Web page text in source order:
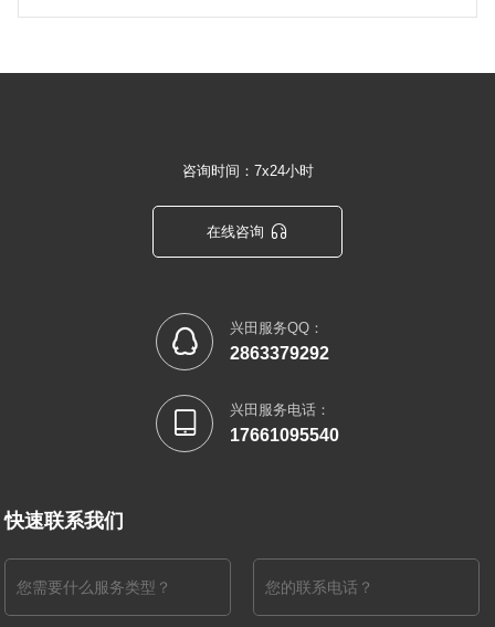
咨询时间：7x24小时
在线咨询 
 兴田服务QQ：
2863379292
 兴田服务电话：
17661095540
快速联系我们